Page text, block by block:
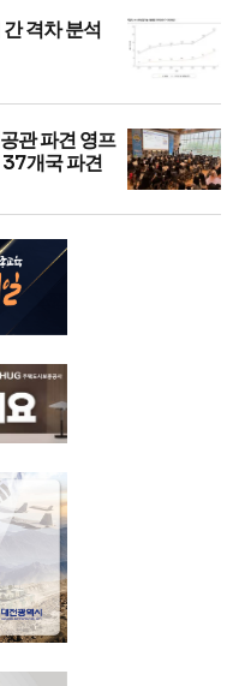
격차 분석
관 파견 영프
37개국 파견